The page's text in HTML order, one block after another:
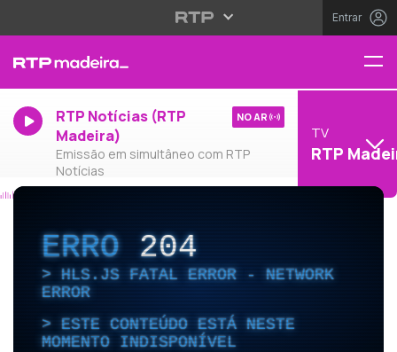
Entrar
RTP Notícias (RTP
Madeira)
Emissão em simultâneo com RTP
Notícias
NO AR
TV
RTP
ERRO204
HLS.JS FATAL ERROR - NETWORK
ERROR
ESTE CONTEÚDO ESTÁ NESTE
MOMENTO INDISPONÍVEL